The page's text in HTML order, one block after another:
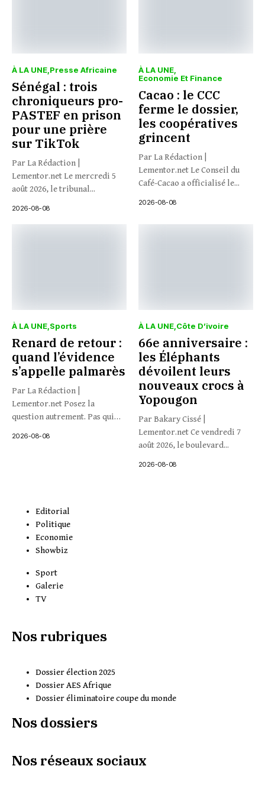
À LA UNE Presse Africaine
Sénégal : trois
chroniqueurs pro-
PASTEF en prison
pour une prière
sur TikTok
Par La Rédaction |
Lementor.net Le mercredi 5
août 2026, le tribunal...
2026-08-08
À LA UNE
Economie Et Finance
Cacao : le CCC
ferme le dossier,
les coopératives
grincent
Par La Rédaction |
Lementor.net Le Conseil du
Café-Cacao a officialisé le...
2026-08-08
À LA UNE Sports
Renard de retour :
quand l’évidence
s’appelle palmarès
Par La Rédaction |
Lementor.net Posez la
question autrement. Pas qui
2026-08-08
À LA UNE Côte D’ivoire
66e anniversaire :
les Éléphants
dévoilent leurs
nouveaux crocs à
Yopougon
Par Bakary Cissé |
Lementor.net Ce vendredi 7
août 2026, le boulevard...
2026-08-08
Editorial
Politique
Economie
Showbiz
Sport
Galerie
TV
Nos rubriques
Dossier élection 2025
Dossier AES Afrique
Dossier éliminatoire coupe du monde
Nos dossiers
Nos réseaux sociaux